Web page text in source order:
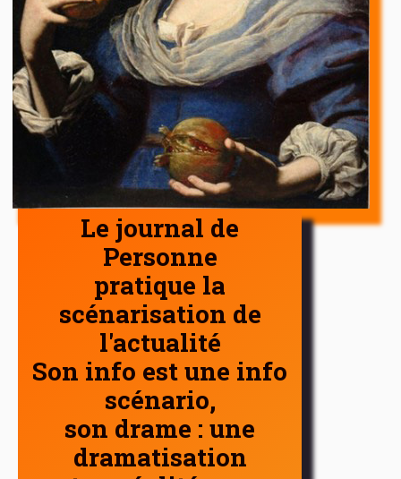
Le journal de
Personne
pratique la
scénarisation de
l'actualité
Son info est une info
scénario,
son drame : une
dramatisation